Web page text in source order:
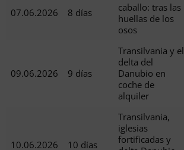
07.06.2026 8 días
caballo: tras las
huellas de los
osos
09.06.2026 9 días
Transilvania y el
delta del
Danubio en
coche de
alquiler
10.06.2026 10 días
Transilvania,
iglesias
fortificadas y